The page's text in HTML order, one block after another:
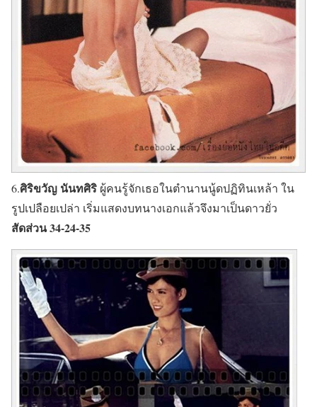
6.ศิริขวัญ นันทศิริ ผู้คนรู้จักเธอในตำนานนู้ดปฏิทินเหล้า ใน
รูปเปลือยเปล่า เริ่มแสดงบทนางเอกแล้วจึงมาเป็นดาวยั่ว
สัดส่วน 34-24-35